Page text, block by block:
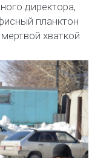
директора,
планктон
хваткой